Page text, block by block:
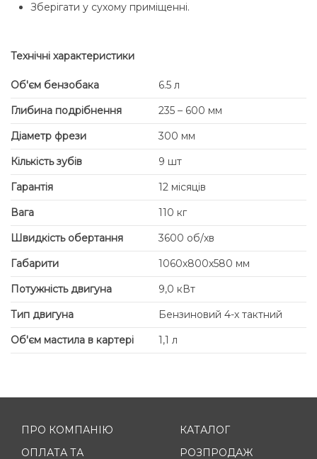
Зберігати у сухому приміщенні.
Технічні характеристики
Об'єм бензобака
6.5 л
Глибина подрібнення
235 – 600 мм
Діаметр фрези
300 мм
Кількість зубів
9 шт
Гарантія
12 місяців
Вага
110 кг
Швидкість обертання
3600 об/хв
Габарити
1060х800х580 мм
Потужність двигуна
9,0 кВт
Тип двигуна
Бензиновий 4-х тактний
Об'єм мастила в картері
1,1 л
ПРО КОМПАНІЮ
ОПЛАТА ТА
КАТАЛОГ
РОЗПРОДАЖ